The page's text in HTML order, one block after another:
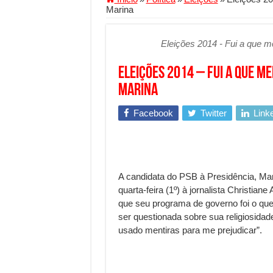
PF e Emissoras Apertam
De economista a
Marcenaria sob medida:
Investimento em energia
Serralheria de Alumínio
Qualidade do produto e
O Crescimento da
Marina
Eleições 2014 - Fui a que
Eleições 2014 – Fui a que
Marina
Facebook Twitter
A candidata do PSB à Presidência,
quarta-feira (1º) à jornalista
que seu programa de governo foi o
ser questionada sobre sua
usado mentiras para me prejudicar”.